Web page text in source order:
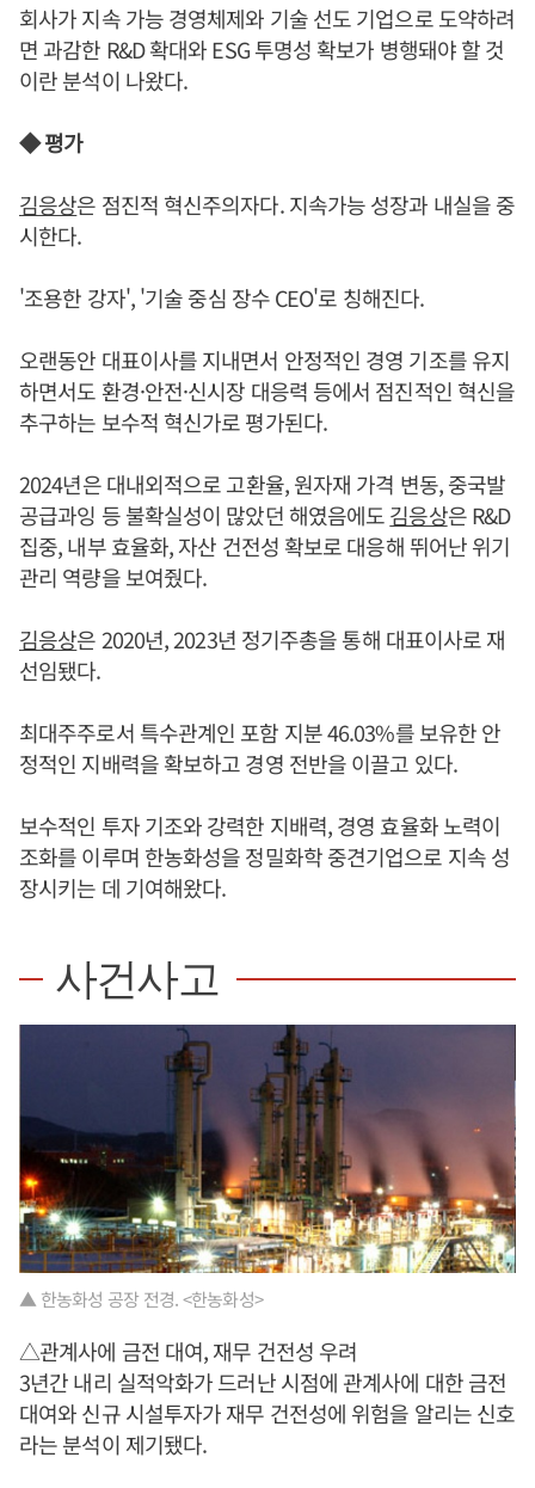
회사가 지속 가능 경영체제와 기술 선도 기업으로 도약하려
면 과감한 R&D 확대와 ESG 투명성 확보가 병행돼야 할 것
이란 분석이 나왔다.
◆ 평가
김응상은 점진적 혁신주의자다. 지속가능 성장과 내실을 중
시한다.
'조용한 강자', '기술 중심 장수 CEO'로 칭해진다.
오랜동안 대표이사를 지내면서 안정적인 경영 기조를 유지
하면서도 환경·안전·신시장 대응력 등에서 점진적인 혁신을
추구하는 보수적 혁신가로 평가된다.
2024년은 대내외적으로 고환율, 원자재 가격 변동, 중국발
공급과잉 등 불확실성이 많았던 해였음에도김응상은 R&D
집중, 내부 효율화, 자산 건전성 확보로 대응해 뛰어난 위기
관리 역량을 보여줬다.
김응상은 2020년, 2023년 정기주총을 통해 대표이사로 재
선임됐다.
최대주주로서 특수관계인 포함 지분 46.03%를 보유한 안
정적인 지배력을 확보하고 경영 전반을 이끌고 있다.
보수적인 투자 기조와 강력한 지배력, 경영 효율화 노력이
조화를 이루며 한농화성을 정밀화학 중견기업으로 지속 성
장시키는 데 기여해왔다.
사건사고
▲ 한농화성 공장 전경. <한농화성>
△관계사에 금전 대여, 재무 건전성 우려
3년간 내리 실적악화가 드러난 시점에 관계사에 대한 금전
대여와 신규 시설투자가 재무 건전성에 위험을 알리는 신호
라는 분석이 제기됐다.